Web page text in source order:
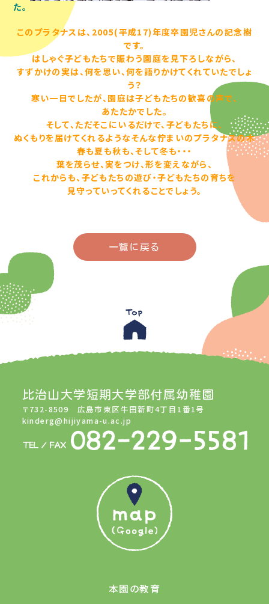
た。
このプラタナスは、2005(平成17)年度卒園児さんの記念樹
です。
はしゃぐ子どもたちで賑わう園庭を見下ろしながら、
すずかけの実は、何を思い、何を語りかけてくれていたでしょ
う？
寒い一日でしたが、園庭は子どもたちの歓喜の声で、
あたたかでした。
そして、ただそこにいるだけで、 子どもたちに、
ぬくもりを届けてくれるようなそんな佇まいのプラタナスの木
春も夏も秋も、そして冬も・・・
葉を茂らせ、実をつけ、形を変えながら、
これからも、子どもたちの遊び・子どもたちの育ちを
見守っていってくれることでしょう。
一覧に戻る
比治山大学短期大学部付属幼稚園
〒732-8509 広島市東区牛田新町4丁目1番1号
kinderg@hijiyama-u.ac.jp
本園の教育